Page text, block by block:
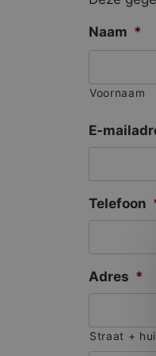
Naam *
Voornaam
E-
Telefoon
Adres *
Straat +